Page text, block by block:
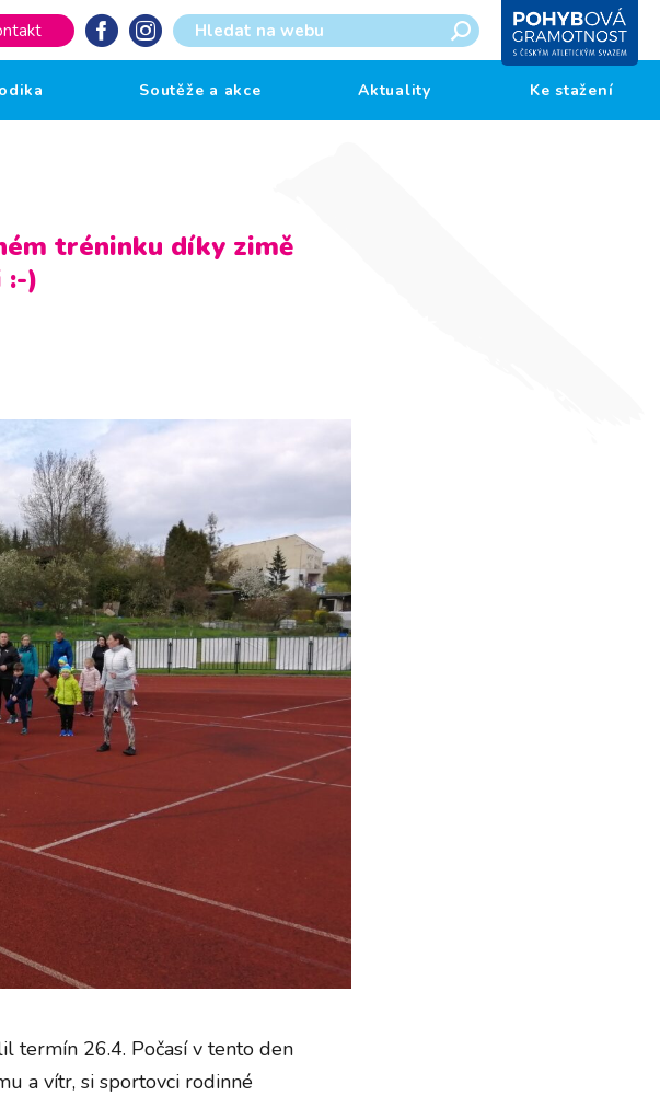
Soutěže a akce Aktuality Ke stažení
tréninku díky zimě
:-)
termín 26.4. Počasí v tento den
a vítr, si sportovci rodinné